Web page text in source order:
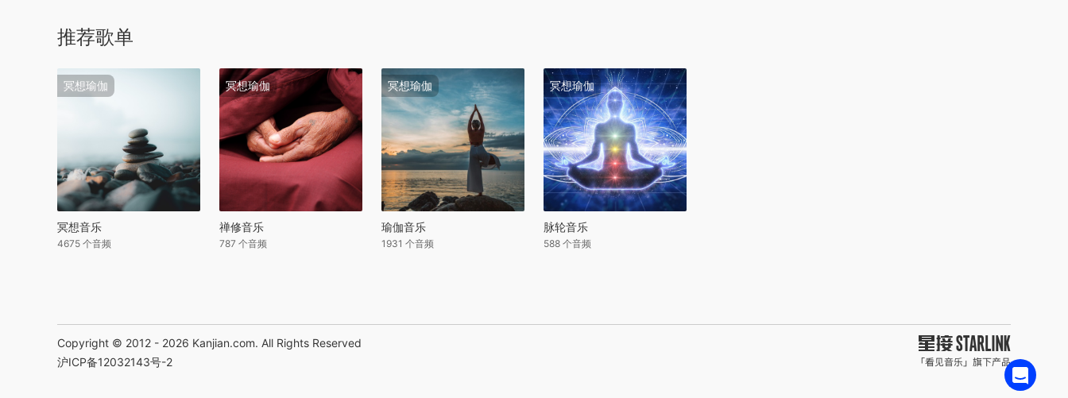
推荐歌单
冥想瑜伽
冥想音乐
4675 个音频
冥想瑜伽
禅修音乐
787 个音频
冥想瑜伽
瑜伽音乐
1931 个音频
冥想瑜伽
脉轮音乐
588 个音频
Copyright © 2012 - 2026 Kanjian.com. All Rights Reserved
沪ICP备12032143号-2